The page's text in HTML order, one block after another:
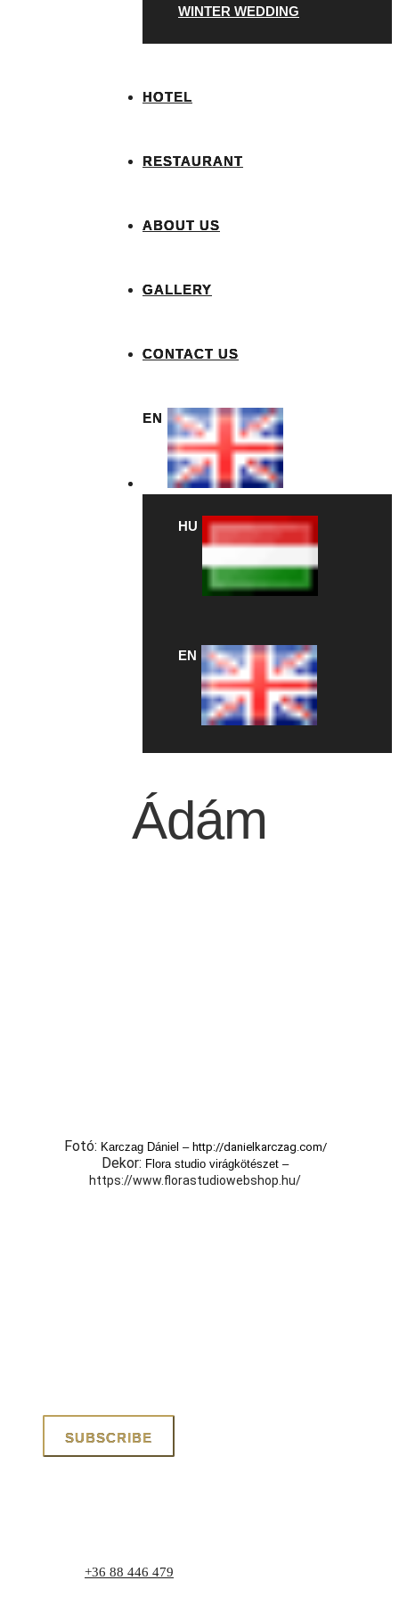
WINTER WEDDING
HOTEL
RESTAURANT
ABOUT US
GALLERY
CONTACT US
EN
HU
EN
Ádám
Fotó: Karczag Dániel – http://danielkarczag.com/
Dekor: Flora studio virágkötészet –
https://www.florastudiowebshop.hu/
+36 88 446 479